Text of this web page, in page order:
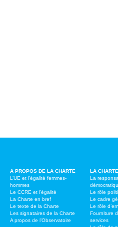
A PROPOS DE LA CHARTE
L’UE et l’égalité femmes-
hommes
Le CCRE et l’égalité
La Charte en bref
Le texte de la Charte
Les signataires de la Charte
A propos de l’Observatoire
LA
La
Le rôle
Le cadre
Le rôle
Fourniture
services